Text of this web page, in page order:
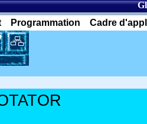
Programmation Cadre